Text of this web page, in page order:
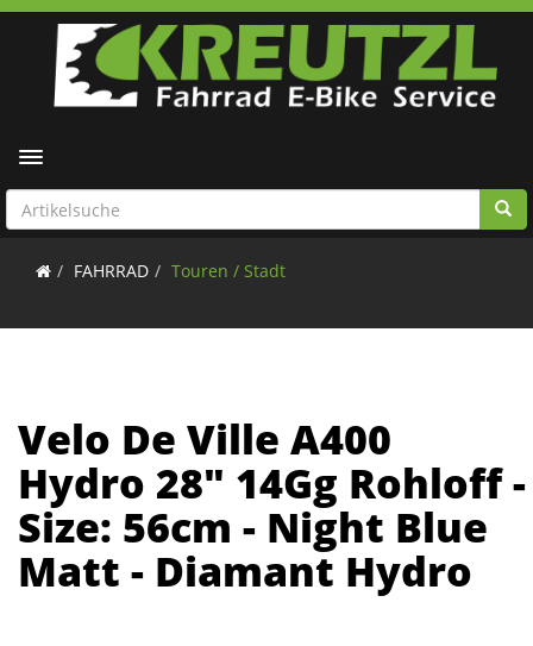
Toggle navigation
FAHRRAD Touren / Stadt
Velo De Ville A400
Hydro 28" 14Gg Rohloff -
Size: 56cm - Night Blue
Matt - Diamant Hydro